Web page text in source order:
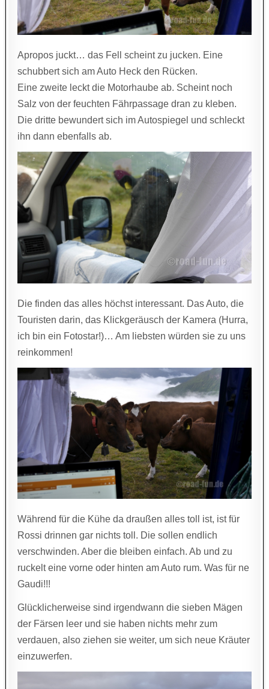
Apropos juckt… das Fell scheint zu jucken. Eine
schubbert sich am Auto Heck den Rücken.
Eine zweite leckt die Motorhaube ab. Scheint noch
Salz von der feuchten Fährpassage dran zu kleben.
Die dritte bewundert sich im Autospiegel und schleckt
ihn dann ebenfalls ab.
Die finden das alles höchst interessant. Das Auto, die
Touristen darin, das Klickgeräusch der Kamera (Hurra,
ich bin ein Fotostar!)… Am liebsten würden sie zu uns
reinkommen!
Während für die Kühe da draußen alles toll ist, ist für
Rossi drinnen gar nichts toll. Die sollen endlich
verschwinden. Aber die bleiben einfach. Ab und zu
ruckelt eine vorne oder hinten am Auto rum. Was für ne
Gaudi!!!
Glücklicherweise sind irgendwann die sieben Mägen
der Färsen leer und sie haben nichts mehr zum
verdauen, also ziehen sie weiter, um sich neue Kräuter
einzuwerfen.